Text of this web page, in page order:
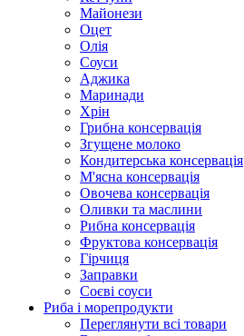
Майонези
Оцет
Олія
Соуси
Аджика
Маринади
Хрін
Грибна консервація
Згущене молоко
Кондитерська консервація
М'ясна консервація
Овочева консервація
Оливки та маслини
Рибна консервація
Фруктова консервація
Гірчиця
Заправки
Соєві соуси
Риба і морепродукти
Переглянути всі товари